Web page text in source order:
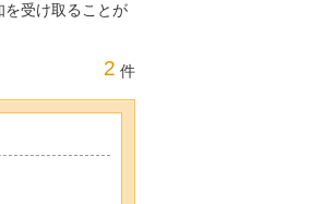
を受け取ることが
2 件